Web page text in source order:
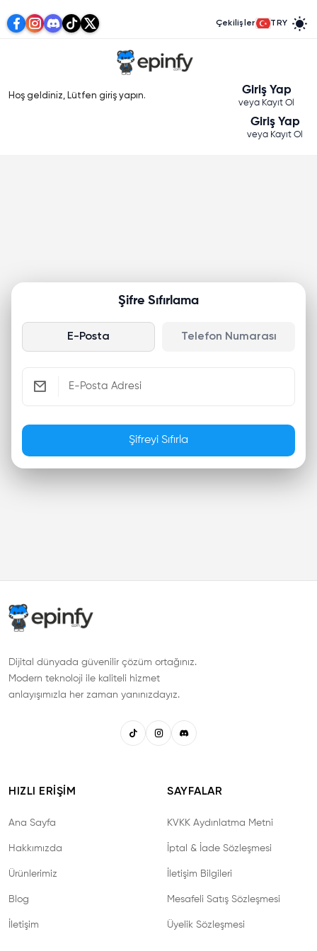
Çekilişler TRY
Hoş geldiniz, Lütfen giriş yapın. Giriş Yap
veya Kayıt Ol
Giriş Yap
veya Kayıt Ol
Şifre Sıfırlama
E-Posta Telefon Numarası
Şifreyi Sıfırla
Dijital dünyada güvenilir çözüm ortağınız.
Modern teknoloji ile kaliteli hizmet
anlayışımızla her zaman yanınızdayız.
HIZLI ERIŞIM
Ana Sayfa
Hakkımızda
Ürünlerimiz
Blog
İletişim
SAYFALAR
KVKK Aydınlatma Metni
İptal & İade Sözleşmesi
İletişim Bilgileri
Mesafeli Satış Sözleşmesi
Üyelik Sözleşmesi